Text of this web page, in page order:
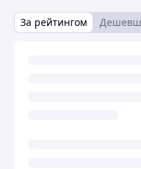
За рейтингом